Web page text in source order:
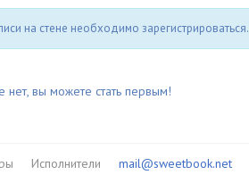
на стене необходимо зарегистрироваться.
нет, вы можете стать первым!
Исполнители mail@sweetbook.net